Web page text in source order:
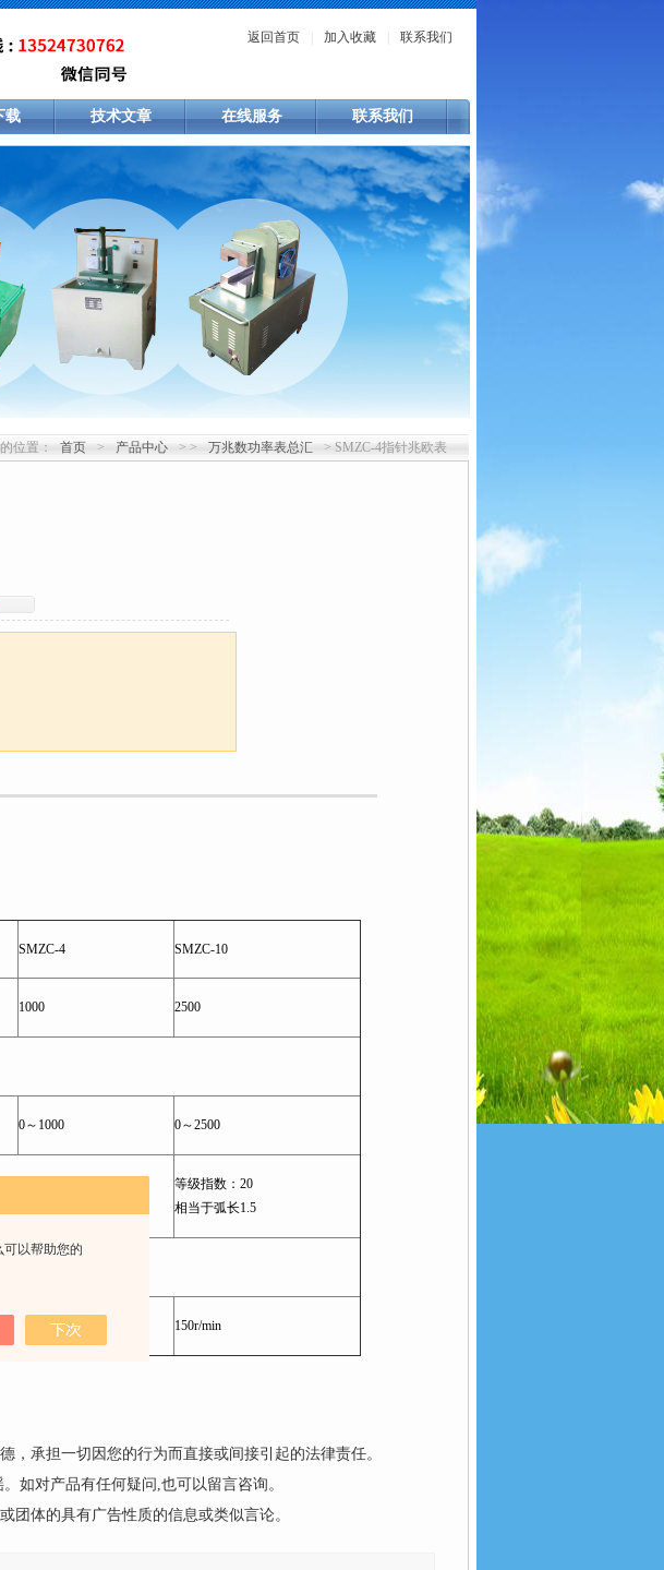
以帮助您的
返回首页 加入收藏 联系我们
载 技术文章 在线服务 联系我们
位置： 首页 > 产品中心 > > 万兆数功率表总汇 > SMZC-4指针兆欧表
SMZC-4 SMZC-10
1000 2500
0～1000 0～2500
等级指数：20
相当于弧长1.5
度不在于80%
150r/min
，承担一切因您的行为而直接或间接引起的法律责任。
如对产品有任何疑问,也可以留言咨询。
团体的具有广告性质的信息或类似言论。